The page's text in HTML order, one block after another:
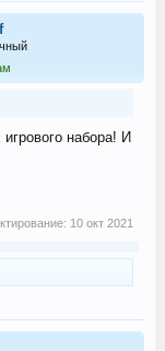
набора! И
10 окт 2021